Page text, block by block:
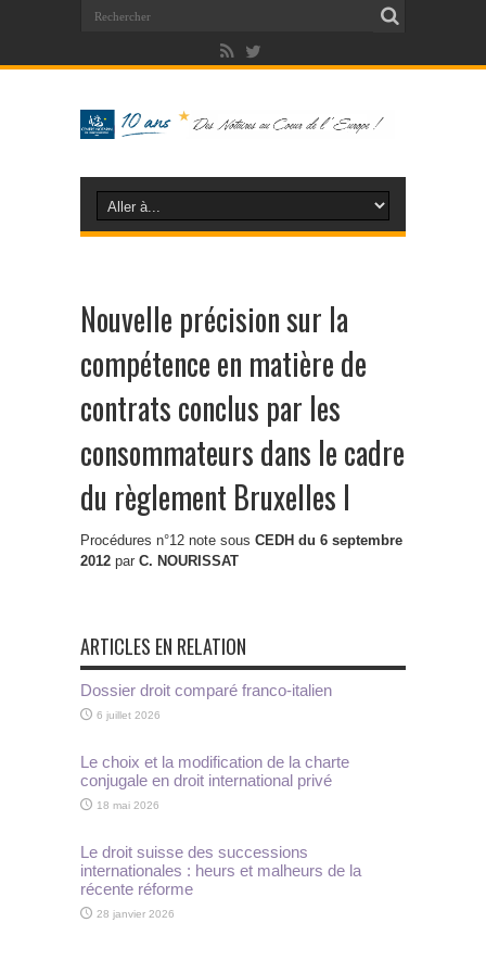
Nouvelle précision sur la
compétence en matière de
contrats conclus par les
consommateurs dans le cadre
du règlement Bruxelles I
Procédures n°12 note sous CEDH du 6 septembre
2012 par C. NOURISSAT
ARTICLES EN RELATION
Dossier droit comparé franco-italien
6 juillet 2026
Le choix et la modification de la charte
conjugale en droit international privé
18 mai 2026
Le droit suisse des successions
internationales : heurs et malheurs de la
récente réforme
28 janvier 2026